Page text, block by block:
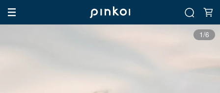
1/6